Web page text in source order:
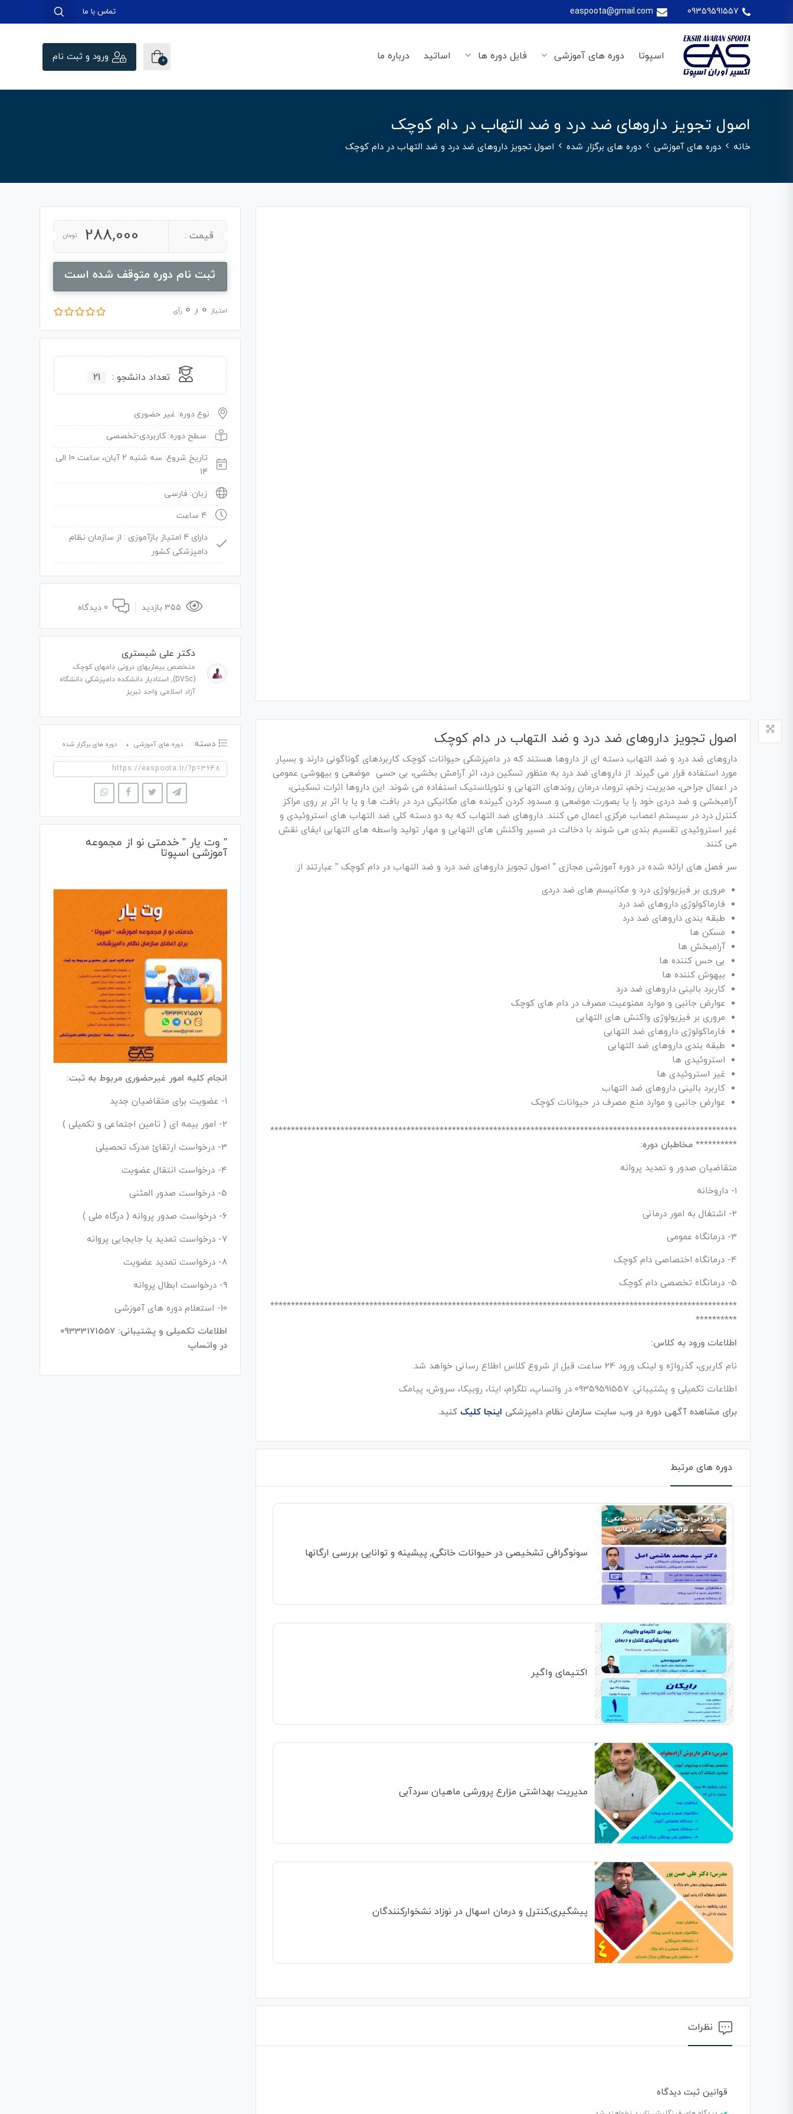
09359591557
easpoota@gmail.com تماس با ما
اسپوتا دوره های آموزشی فایل دوره ها اساتید درباره ما 0 ورود و ثبت نام
اصول تجویز داروهای ضد درد و ضد التهاب در دام کوچک
خانه دوره های آموزشی دوره های برگزار شده اصول تجویز داروهای ضد درد و ضد التهاب در دام کوچک
اصول تجویز داروهای ضد درد و ضد التهاب در دام کوچک
داروهای ضد درد و ضد التهاب دسته ای از داروها هستند که در دامپزشکی حیوانات کوچک کاربردهای گوناگونی دارند و بسیار
مورد استفاده قرار می گیرند. از داروهای ضد درد به منظور تسکین درد، اثر آرامش بخشی، بی حسی موضعی و بیهوشی عمومی
در اعمال جراحی، مدیریت زخم، تروما، درمان روندهای التهابی و نئوپلاستیک استفاده می شوند. این داروها اثرات تسکینی،
آرامبخشی و ضد دردی خود را یا بصورت موضعی و مسدود کردن گیرنده های مکانیکی درد در بافت ها و یا با اثر بر روی مراکز
کنترل درد در سیستم اعصاب مرکزی اعمال می کنند. داروهای ضد التهاب که به دو دسته کلی ضد التهاب های استروئیدی و
غیر استروئیدی تقسیم بندی می شوند با دخالت در مسیر واکنش های التهابی و مهار تولید واسطه های التهابی ایفای نقش
می کنند.
سر فصل های ارائه شده در دوره آموزشی مجازی ” اصول تجویز داروهای ضد درد و ضد التهاب در دام کوچک ” عبارتند از:
مروری بر فیزیولوژی درد و مکانیسم های ضد دردی
فارماکولوژی داروهای ضد درد
طبقه بندی داروهای ضد درد
مسکن ها
آرامبخش ها
بی حس کننده ها
بیهوش کننده ها
کاربرد بالینی داروهای ضد درد
عوارض جانبی و موارد ممنوعیت مصرف در دام های کوچک
مروری بر فیزیولوژی واکنش های التهابی
فارماکولوژی داروهای ضد التهابی
طبقه بندی داروهای ضد التهابی
استروئیدی ها
غیر استروئیدی ها
کاربرد بالینی داروهای ضد التهاب
عوارض جانبی و موارد منع مصرف در حیوانات کوچک
*****************************************************************************************************************
**********مخاطبان دوره:
متقاضیان صدور و تمدید پروانه
1- داروخانه
2- اشتغال به امور درمانی
3- درمانگاه عمومی
4- درمانگاه اختصاصی دام کوچک
5- درمانگاه تخصصی دام کوچک
*****************************************************************************************************************
**********
اطلاعات ورود به کلاس:
نام کاربری، گذرواژه و لینک ورود 24 ساعت قبل از شروع کلاس اطلاع رسانی خواهد شد.
اطلاعات تکمیلی و پشتیبانی: 09359591557 در واتساپ، تلگرام، ایتا، روبیکا، سروش، پیامک
برای مشاهده آگهی دوره در وب سایت سازمان نظام دامپزشکی اینجا کلیک کنید.
دوره های مرتبط
سونوگرافی تشخیصی در حیوانات خانگی, پیشینه و توانایی بررسی ارگانها
اکتیمای واگیر
مدیریت بهداشتی مزارع پرورشی ماهیان سردآبی
پیشگیری,کنترل و درمان اسهال در نوزاد نشخوارکنندگان
نظرات
قوانین ثبت دیدگاه
قیمت : 288,000 تومان
ثبت نام دوره متوقف شده است
امتیاز 0 از 0 رأی
تعداد دانشجو : 21
نوع دوره: غیر حضوری
سطح دوره: کاربردی-تخصصی
تاریخ شروع: سه شنبه 2 آبان، ساعت 10 الی
14
زبان: فارسی
4 ساعت
دارای 4 امتیاز بازآموزی :
از سازمان نظام
دامپزشکی کشور
دکتر علی شبستری
متخصص بیماریهای درونی دامهای کوچک
(DVSc), استادیار دانشکده دامپزشکی دانشگاه
آزاد اسلامی واحد تبریز
دسته: دوره های آموزشی ، دوره های برگزار شده
” وت یار ” خدمتی نو از مجموعه
آموزشی اسپوتا
انجام کلیه امور غیرحضوری مربوط به ثبت:
1- عضویت برای متقاضیان جدید
2- امور بیمه ای ( تامین اجتماعی و تکمیلی )
3- درخواست ارتقائ مدرک تحصیلی
4- درخواست انتقال عضویت
5- درخواست صدور المثنی
6- درخواست صدور پروانه ( درگاه ملی )
7- درخواست تمدید یا جابجایی پروانه
8- درخواست تمدید عضویت
9- درخواست ابطال پروانه
10- استعلام دوره های آموزشی
اطلاعات تکمیلی و پشتیبانی: 09333171557
در واتساپ